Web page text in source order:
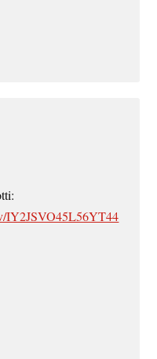
IY2JSVO45L56YT44